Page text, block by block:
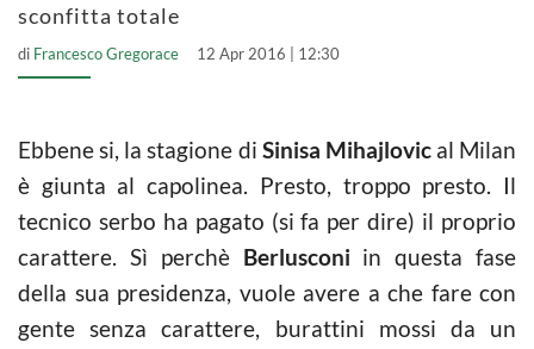
sconfitta totale
di Francesco Gregorace 12 Apr 2016 | 12:30
Ebbene si, la stagione di Sinisa Mihajlovical Milan
è giunta al capolinea. Presto, troppo presto. Il
tecnico serbo ha pagato (si fa per dire) il proprio
carattere. Sì perchè Berlusconi in questa fase
della sua presidenza, vuole avere a che fare con
gente senza carattere, burattini mossi da un